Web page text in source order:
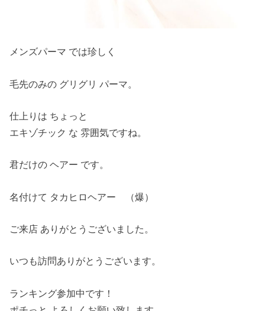
メンズパーマ では珍しく
毛先のみの グリグリ パーマ。
仕上りは ちょっと
エキゾチック な 雰囲気ですね。
君だけの ヘアー です。
名付けて タカヒロヘアー （爆）
ご来店 ありがとうございました。
いつも訪問ありがとうございます。
ランキング参加中です！